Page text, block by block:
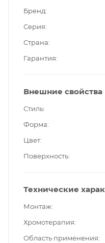
Бренд
Серия
Страна
Гарантия
Внешние свойства
Стиль
Форма
Цвет
Поверхность
Технические
Монтаж
Хромотерапия
Область применения